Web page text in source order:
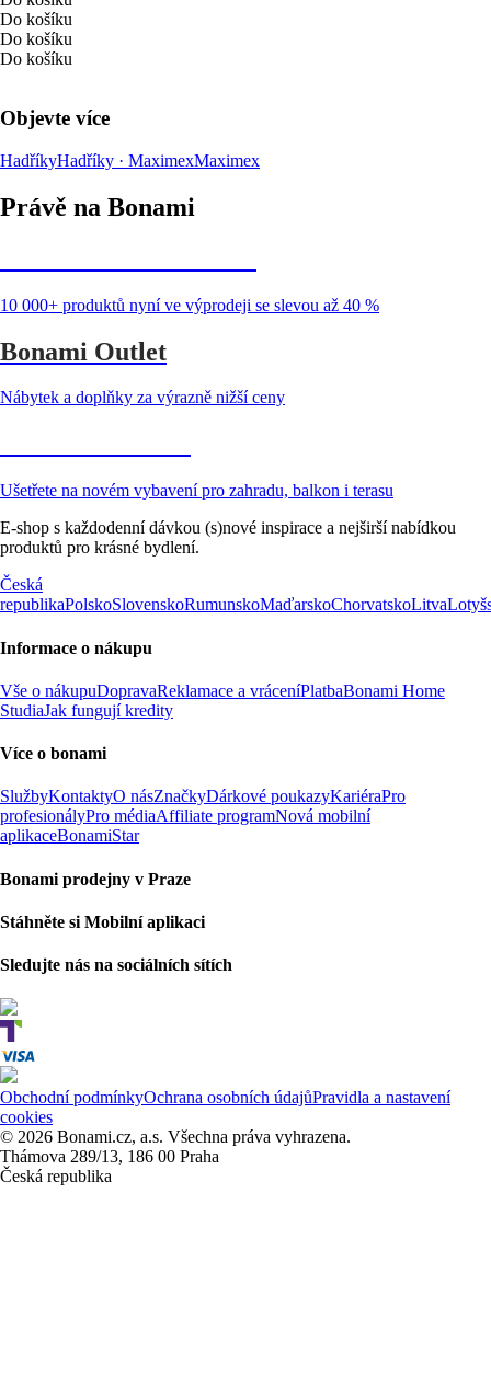
Do košíku
Do košíku
Do košíku
Objevte více
HadříkyHadříky · MaximexMaximex
Právě na Bonami
10 000+ produktů nyní ve výprodeji se slevou až 40 %
Bonami Outlet
Nábytek a doplňky za výrazně nižší ceny
Ušetřete na novém vybavení pro zahradu, balkon i terasu
E-shop s každodenní dávkou (s)nové inspirace a nejširší nabídkou
produktů pro krásné bydlení.
Česká
republikaPolskoSlovenskoRumunskoMaďarskoChorvatskoLitva
Informace o nákupu
Vše o nákupuDopravaReklamace a vráceníPlatbaBonami Home
StudiaJak fungují kredity
Více o bonami
SlužbyKontaktyO násZnačkyDárkové poukazyKariéraPro
profesionályPro médiaAffiliate programNová mobilní
aplikaceBonamiStar
Bonami prodejny v Praze
Stáhněte si Mobilní aplikaci
Sledujte nás na sociálních sítích
Obchodní podmínkyOchrana osobních údajůPravidla a nastavení
cookies
© 2026 Bonami.cz, a.s. Všechna práva vyhrazena.
Thámova 289/13, 186 00 Praha
Česká republika